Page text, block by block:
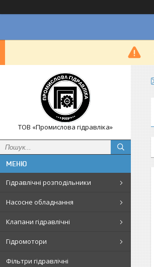
ТОВ «Промислова гідравліка»
Гідравлічні розподільники
Насосне обладнання
Клапани гідравлічні
Гідромотори
Фільтри гідравлічні